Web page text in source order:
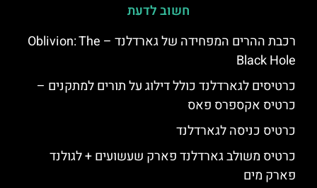
חשוב לדעת
רכבת ההרים המפחידה של גארדלנד – Oblivion: The
Black Hole
כרטיסים לגארדלנד כולל דילוג על תורים למתקנים –
כרטיס אקספרס פאס
כרטיס כניסה לגארדלנד
כרטיס משולב גארדלנד פארק שעשועים + לגולנד
פארק מים